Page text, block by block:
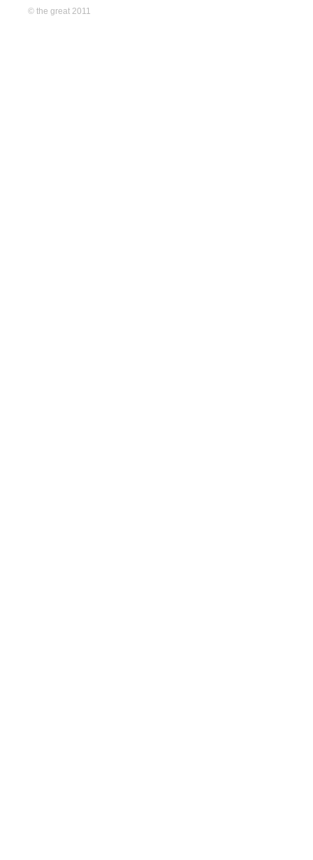
© the great 2011